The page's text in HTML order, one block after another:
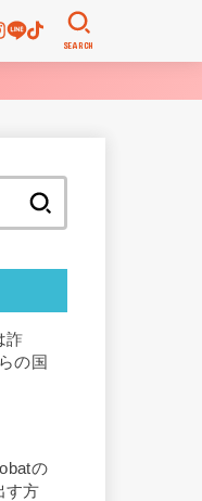
SEARCH
詐
の国
の
す方